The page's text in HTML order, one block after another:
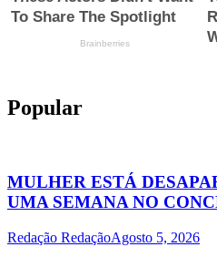
Popular
MULHER ESTÁ
UMA SEMANA NO
Redação RedaçãoAgosto 5, 2026